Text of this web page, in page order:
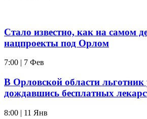
Стало известно, как на самом
нацпроекты под Орлом
7:00 | 7 Фев
В Орловской области льготник
дождавшись бесплатных
8:00 | 11 Янв